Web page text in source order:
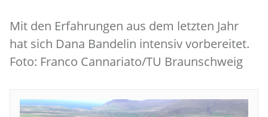
Mit den Erfahrungen aus dem letzten Jahr
hat sich Dana Bandelin intensiv vorbereitet.
Foto: Franco Cannariato/TU Braunschweig